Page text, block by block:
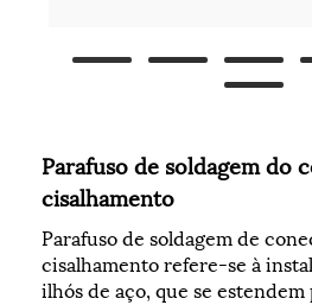
Parafuso de soldagem do
cisalhamento
Parafuso de soldagem de
cisalhamento refere-se à
ilhós de aço, que se